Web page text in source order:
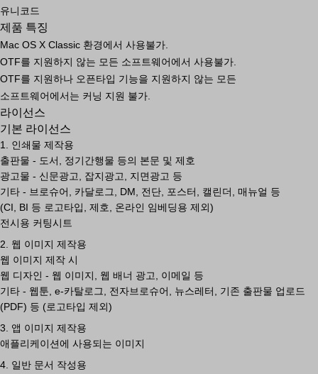
유니코드
제품 특징
Mac OS X Classic 환경에서 사용불가.
OTF를 지원하지 않는 모든 소프트웨어에서 사용불가.
OTF를 지원하나 오픈타입 기능을 지원하지 않는 모든
소프트웨어에서는 커닝 지원 불가.
라이선스
기본 라이선스
1. 인쇄물 제작용
출판물 - 도서, 정기간행물 등의 본문 및 제호
광고물 - 신문광고, 잡지광고, 지면광고 등
기타 - 브로슈어, 카달로그, DM, 전단, 포스터, 캘린더, 매뉴얼 등
(CI, BI 등 로고타입, 제호, 온라인 임베딩용 제외)
전시용 커팅시트
2. 웹 이미지 제작용
웹 이미지 제작 시
웹 디자인 - 웹 이미지, 웹 배너 광고, 이메일 등
기타 - 웹툰, e-카탈로그, 전자브로슈어, 뉴스레터, 기존 출판물 업로드
(PDF) 등 (로고타입 제외)
3. 앱 이미지 제작용
애플리케이션에 사용되는 이미지
4. 일반 문서 작성용